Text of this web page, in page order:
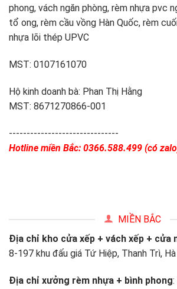
phong, vách ngăn phòng, rèm nhựa pvc
tổ ong, rèm cầu vồng Hàn Quốc, rèm
nhựa lõi thép UPVC
MST: 0107161070
Hộ kinh doanh bà: Phan Thị Hằng
MST: 8671270866-001
-------------------------------
Hotline miền Bắc: 0366.588.499 (có
MIỀN BẮC
Địa chỉ kho cửa xếp + vách xếp + cửa
8-197 khu đấu giá Tứ Hiệp, Thanh Trì, Hà
Địa chỉ xưởng rèm nhựa + bình phong: